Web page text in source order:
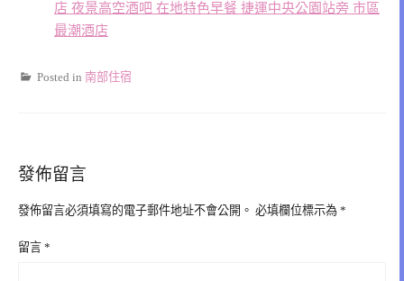
店 夜景高空酒吧 在地特色早餐 捷運中央公園站旁 市區
最潮酒店
Posted in 南部住宿
發佈留言
發佈留言必須填寫的電子郵件地址不會公開。 必填欄位標示為 *
留言 *